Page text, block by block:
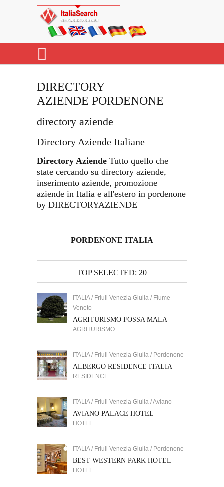
DIRECTORY
AZIENDE PORDENONE
directory aziende
Directory Aziende Italiane
Directory Aziende Tutto quello che
state cercando su directory aziende,
inserimento aziende, promozione
aziende in Italia e all'estero in pordenone
by DIRECTORYAZIENDE
PORDENONE ITALIA
TOP SELECTED: 20
ITALIA / Friuli Venezia Giulia / Fiume
Veneto
AGRITURISMO FOSSA MALA
AGRITURISMO
ITALIA / Friuli Venezia Giulia / Pordenone
ALBERGO RESIDENCE ITALIA
RESIDENCE
ITALIA / Friuli Venezia Giulia / Aviano
AVIANO PALACE HOTEL
HOTEL
ITALIA / Friuli Venezia Giulia / Pordenone
BEST WESTERN PARK HOTEL
HOTEL